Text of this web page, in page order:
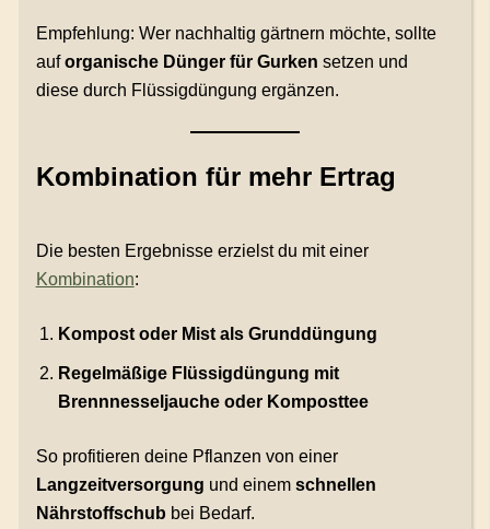
Empfehlung: Wer nachhaltig gärtnern möchte, sollte
auforganische Dünger für Gurken setzen und
diese durch Flüssigdüngung ergänzen.
Kombination für mehr Ertrag
Die besten Ergebnisse erzielst du mit einer
Kombination:
Kompost oder Mist als Grunddüngung
Regelmäßige Flüssigdüngung mit
Brennnesseljauche oder Komposttee
So profitieren deine Pflanzen von einer
Langzeitversorgung und einem schnellen
Nährstoffschub bei Bedarf.